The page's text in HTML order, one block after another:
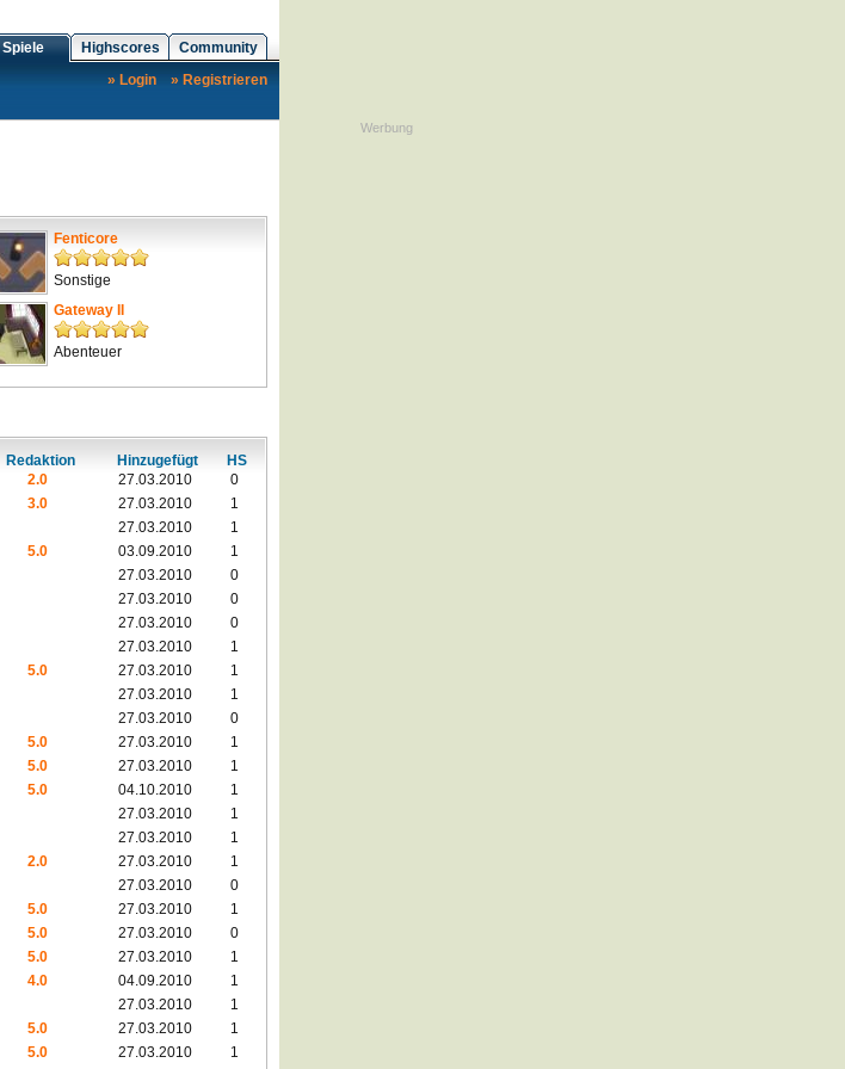
Spiele Highscores
Community
» Login
» Registrieren
Fenticore
Sonstige
Gateway II
Abenteuer
Redaktion Hinzugefügt
HS
2.0 27.03.2010
0
3.0 27.03.2010
1
27.03.2010
1
5.0 03.09.2010
1
27.03.2010
0
27.03.2010
0
27.03.2010
0
27.03.2010
1
5.0 27.03.2010
1
27.03.2010
1
27.03.2010
0
5.0 27.03.2010
1
5.0 27.03.2010
1
5.0 04.10.2010
1
27.03.2010
1
27.03.2010
1
2.0 27.03.2010
1
27.03.2010
0
5.0 27.03.2010
1
5.0 27.03.2010
0
5.0 27.03.2010
1
4.0 04.09.2010
1
27.03.2010
1
5.0 27.03.2010
1
5.0 27.03.2010 1
Werbung